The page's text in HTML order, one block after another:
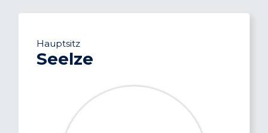
Hauptsitz
Seelze